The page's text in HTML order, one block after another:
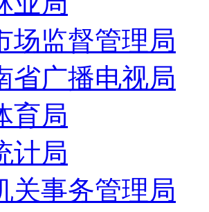
场监督管理局
省广播电视局
育局
计局
关事务管理局